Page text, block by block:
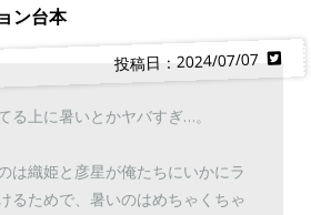
ン台本
投稿日：2024/07/07
る上に暑いとかヤバすぎ…。
は織姫と彦星が俺たちにいかにラ
るためで、暑いのはめちゃくちゃ